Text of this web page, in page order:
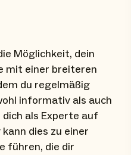
Möglichkeit, dein
mit einer breiteren
du regelmäßig
informativ als auch
als Experte auf
dies zu einer
führen, die dir